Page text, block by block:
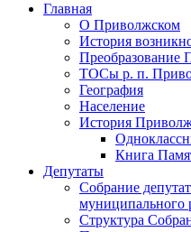
Главная
О Приволжском
История
ТОСы р. п.
География
Население
История
Книга
Депутаты
Собрание
муниципального
Структура